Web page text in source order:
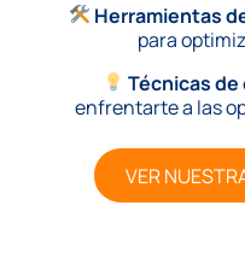
Herramientas
para
Técnicas
enfrentarte a las
VER